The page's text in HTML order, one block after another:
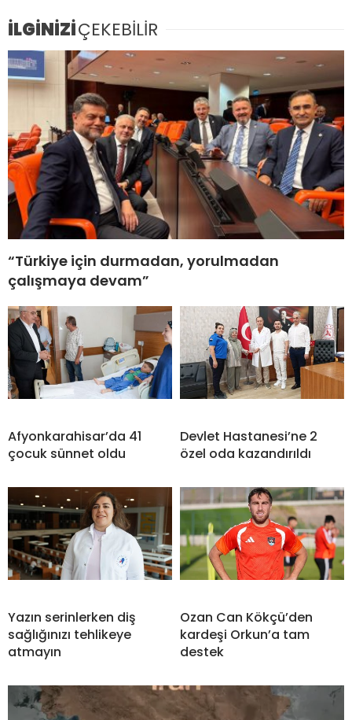
İLGİNİZİÇEKEBİLİR
“Türkiye için durmadan, yorulmadan
çalışmaya devam”
Afyonkarahisar’da 41
çocuk sünnet oldu
Devlet Hastanesi’ne 2
özel oda kazandırıldı
Yazın serinlerken diş
sağlığınızı tehlikeye
atmayın
Ozan Can Kökçü’den
kardeşi Orkun’a tam
destek